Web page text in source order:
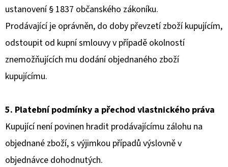
ustanovení § 1837 občanského zákoníku.
Prodávající je oprávněn, do doby převzetí zboží kupujícím,
odstoupit od kupní smlouvy v případě okolností
znemožňujících mu dodání objednaného zboží
kupujícímu.
5. Platební podmínky a přechod vlastnického práva
Kupující není povinen hradit prodávajícímu zálohu na
objednané zboží, s výjimkou případů výslovně v
objednávce dohodnutých.